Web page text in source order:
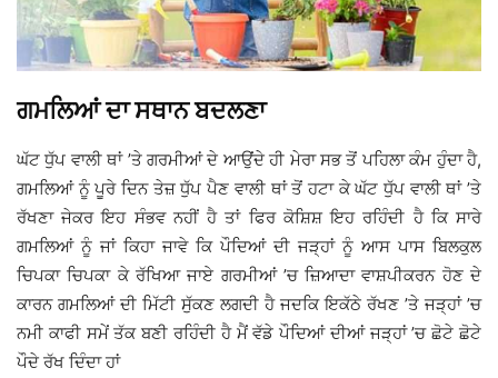
ਗਮਲਿਆਂ ਦਾ ਸਥਾਨ ਬਦਲਣਾ
ਘੱਟ ਧੁੱਪ ਵਾਲੀ ਥਾਂ ’ਤੇ ਗਰਮੀਆਂ ਦੇ ਆਉਂਦੇ ਹੀ ਮੇਰਾ ਸਭ ਤੋਂ ਪਹਿਲਾ ਕੰਮ ਹੁੰਦਾ ਹੈ,
ਗਮਲਿਆਂ ਨੂੰ ਪੂਰੇ ਦਿਨ ਤੇਜ਼ ਧੁੱਪ ਪੈਣ ਵਾਲੀ ਥਾਂ ਤੋਂ ਹਟਾ ਕੇ ਘੱਟ ਧੁੱਪ ਵਾਲੀ ਥਾਂ ’ਤੇ
ਰੱਖਣਾ ਜੇਕਰ ਇਹ ਸੰਭਵ ਨਹੀਂ ਹੈ ਤਾਂ ਫਿਰ ਕੋਸ਼ਿਸ਼ ਇਹ ਰਹਿੰਦੀ ਹੈ ਕਿ ਸਾਰੇ
ਗਮਲਿਆਂ ਨੂੰ ਜਾਂ ਕਿਹਾ ਜਾਵੇ ਕਿ ਪੌਦਿਆਂ ਦੀ ਜੜ੍ਹਾਂ ਨੂੰ ਆਸ ਪਾਸ ਬਿਲਕੁਲ
ਚਿਪਕਾ ਚਿਪਕਾ ਕੇ ਰੱਖਿਆ ਜਾਏ ਗਰਮੀਆਂ ’ਚ ਜ਼ਿਆਦਾ ਵਾਸ਼ਪੀਕਰਨ ਹੋਣ ਦੇ
ਕਾਰਨ ਗਮਲਿਆਂ ਦੀ ਮਿੱਟੀ ਸੁੱਕਣ ਲਗਦੀ ਹੈ ਜਦਕਿ ਇਕੱਠੇ ਰੱਖਣ ’ਤੇ ਜੜ੍ਹਾਂ ’ਚ
ਨਮੀ ਕਾਫੀ ਸਮੇਂ ਤੱਕ ਬਣੀ ਰਹਿੰਦੀ ਹੈ ਮੈਂ ਵੱਡੇ ਪੌਦਿਆਂ ਦੀਆਂ ਜੜ੍ਹਾਂ ’ਚ ਛੋਟੇ ਛੋਟੇ
ਪੌਦੇ ਰੱਖ ਦਿੰਦਾ ਹਾਂ